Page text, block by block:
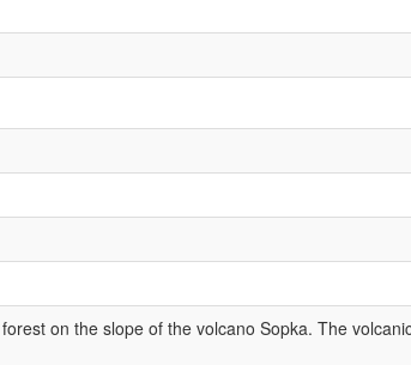
on the slope of the volcano Sopka. The